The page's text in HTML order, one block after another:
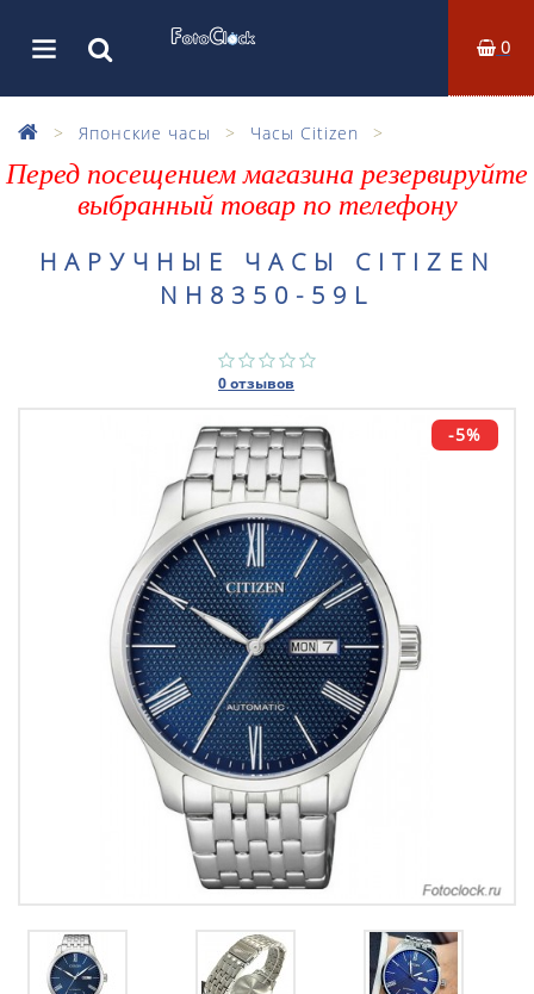
0
Японские часы Часы Citizen
Перед посещением магазина резервируйте
выбранный товар по телефону
НАРУЧНЫЕ ЧАСЫ CITIZEN
NH8350-59L
0 отзывов
-5%